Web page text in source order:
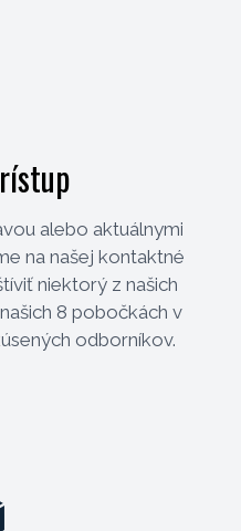
alebo aktuálnymi
na našej kontaktné
niektorý z našich
8 pobočkách v
odborníkov.